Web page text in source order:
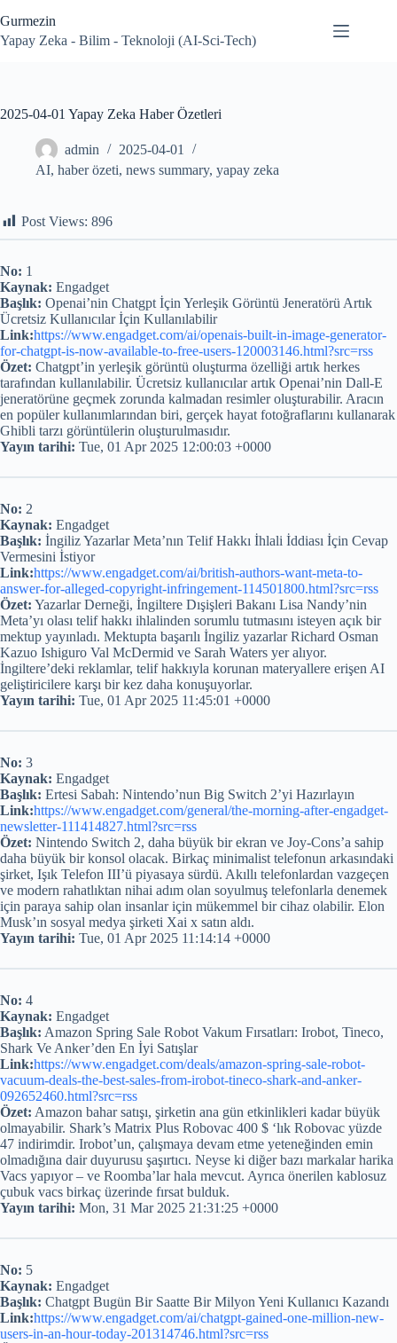
to
content
Gurmezin
Yapay Zeka - Bilim - Teknoloji (AI-Sci-Tech)
2025-04-01 Yapay Zeka Haber Özetleri
admin
2025-04-01
AI, haber özeti, news summary, yapay zeka
Post Views: 896
No: 1
Kaynak: Engadget
Başlık: Openai’nin Chatgpt İçin Yerleşik Görüntü Jeneratörü Artık
Ücretsiz Kullanıcılar İçin Kullanılabilir
Link:https://www.engadget.com/ai/openais-built-in-image-generator-
for-chatgpt-is-now-available-to-free-users-120003146.html?src=rss
Özet: Chatgpt’in yerleşik görüntü oluşturma özelliği artık herkes
tarafından kullanılabilir. Ücretsiz kullanıcılar artık Openai’nin Dall-E
jeneratörüne geçmek zorunda kalmadan resimler oluşturabilir. Aracın
en popüler kullanımlarından biri, gerçek hayat fotoğraflarını kullanarak
Ghibli tarzı görüntülerin oluşturulmasıdır.
Yayın tarihi: Tue, 01 Apr 2025 12:00:03 +0000
No: 2
Kaynak: Engadget
Başlık: İngiliz Yazarlar Meta’nın Telif Hakkı İhlali İddiası İçin Cevap
Vermesini İstiyor
Link:https://www.engadget.com/ai/british-authors-want-meta-to-
answer-for-alleged-copyright-infringement-114501800.html?src=rss
Özet: Yazarlar Derneği, İngiltere Dışişleri Bakanı Lisa Nandy’nin
Meta’yı olası telif hakkı ihlalinden sorumlu tutmasını isteyen açık bir
mektup yayınladı. Mektupta başarılı İngiliz yazarlar Richard Osman
Kazuo Ishiguro Val McDermid ve Sarah Waters yer alıyor.
İngiltere’deki reklamlar, telif hakkıyla korunan materyallere erişen AI
geliştiricilere karşı bir kez daha konuşuyorlar.
Yayın tarihi: Tue, 01 Apr 2025 11:45:01 +0000
No: 3
Kaynak: Engadget
Başlık: Ertesi Sabah: Nintendo’nun Big Switch 2’yi Hazırlayın
Link:https://www.engadget.com/general/the-morning-after-engadget-
newsletter-111414827.html?src=rss
Özet: Nintendo Switch 2, daha büyük bir ekran ve Joy-Cons’a sahip
daha büyük bir konsol olacak. Birkaç minimalist telefonun arkasındaki
şirket, Işık Telefon III’ü piyasaya sürdü. Akıllı telefonlardan vazgeçen
ve modern rahatlıktan nihai adım olan soyulmuş telefonlarla denemek
için paraya sahip olan insanlar için mükemmel bir cihaz olabilir. Elon
Musk’ın sosyal medya şirketi Xai x satın aldı.
Yayın tarihi: Tue, 01 Apr 2025 11:14:14 +0000
No: 4
Kaynak: Engadget
Başlık: Amazon Spring Sale Robot Vakum Fırsatları: Irobot, Tineco,
Shark Ve Anker’den En İyi Satışlar
Link:https://www.engadget.com/deals/amazon-spring-sale-robot-
vacuum-deals-the-best-sales-from-irobot-tineco-shark-and-anker-
092652460.html?src=rss
Özet: Amazon bahar satışı, şirketin ana gün etkinlikleri kadar büyük
olmayabilir. Shark’s Matrix Plus Robovac 400 $ ‘lık Robovac yüzde
47 indirimdir. Irobot’un, çalışmaya devam etme yeteneğinden emin
olmadığına dair duyurusu şaşırtıcı. Neyse ki diğer bazı markalar harika
Vacs yapıyor – ve Roomba’lar hala mevcut. Ayrıca önerilen kablosuz
çubuk vacs birkaç üzerinde fırsat bulduk.
Yayın tarihi: Mon, 31 Mar 2025 21:31:25 +0000
No: 5
Kaynak: Engadget
Başlık: Chatgpt Bugün Bir Saatte Bir Milyon Yeni Kullanıcı Kazandı
Link:https://www.engadget.com/ai/chatgpt-gained-one-million-new-
users-in-an-hour-today-201314746.html?src=rss